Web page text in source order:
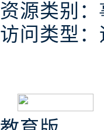
资源类别：
访问类型